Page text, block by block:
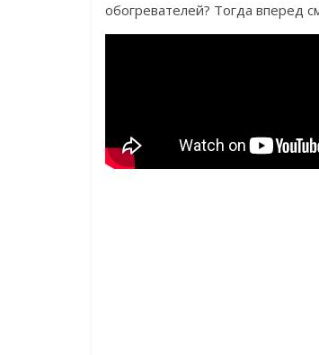
обогревателей? Тогда вперед